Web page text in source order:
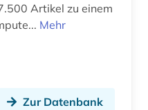
Artikel zu einem
Mehr
Zur Datenbank